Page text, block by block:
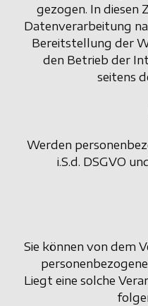
gezogen. In diesen
Datenverarbeitung
Bereitstellung der
den Betrieb der
seitens
Werden
i.S.d. DSGVO
Sie können von dem
Liegt eine solche